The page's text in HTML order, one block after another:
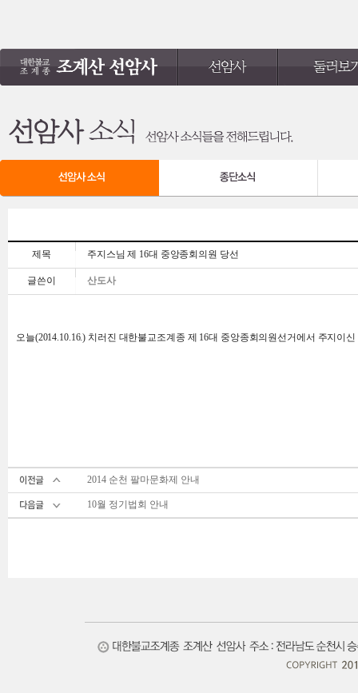
제목 주지스님 제 16대 중앙종회의원 당선
글쓴이 산도사
오늘(2014.10.16.) 치러진 대한불교조계종 제 16대 중앙종회의원선거에서 주지이
2014 순천 팔마문화제 안내
10월 정기법회 안내